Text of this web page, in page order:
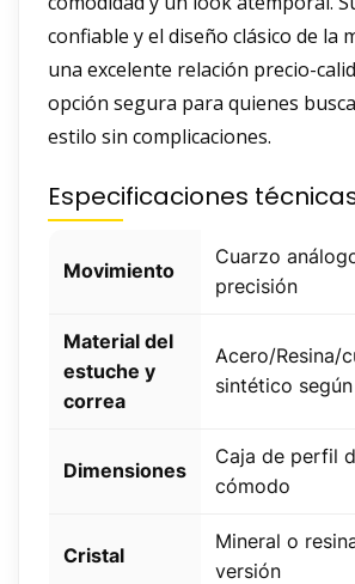
confiable y el diseño clásico de la
una excelente relación precio-
opción segura para quienes
estilo sin complicaciones.
Especificaciones
Movimiento
Cuarzo
precisión
Material del
estuche y
correa
Acero/Resina/
sintético
Dimensiones
Caja de perfil
cómodo
Cristal
Mineral o
versión